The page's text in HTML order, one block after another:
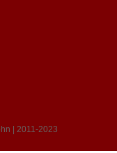
| 2011-2023